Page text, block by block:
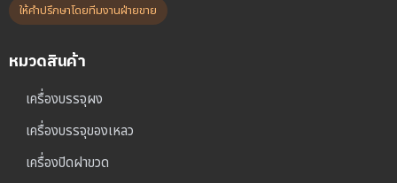
ให้คำปรึกษาโดยทีมงานฝ่ายขาย
หมวดสินค้า
เครื่องบรรจุผง
เครื่องบรรจุของเหลว
เครื่องปิดฝาขวด